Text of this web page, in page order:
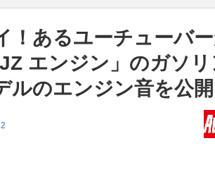
！あるユーチューバ
エンジン」のガソ
ルのエンジン音を公開